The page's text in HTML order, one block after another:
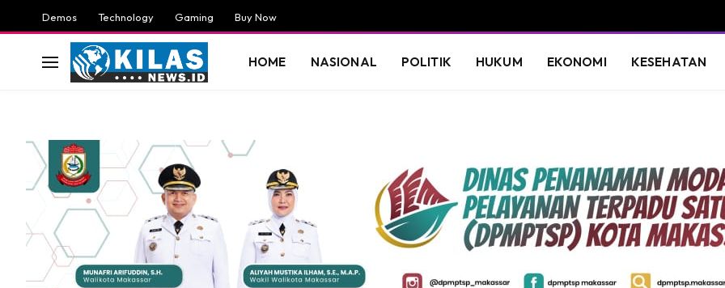
Demos Technology Gaming Buy Now
HOME NASIONAL POLITIK HUKUM EKONOMI KESEHATAN